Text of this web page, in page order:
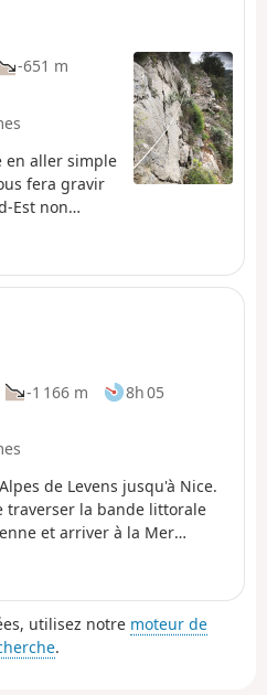
-651 m
en aller simple
fera gravir
Est non
dans la
accroché
du Mont
du
années 1870
sur le Var.
et l'arrivée
-1 166 m
8h 05
de Levens jusqu'à Nice.
traverser la bande littorale
et arriver à la Mer
utilisez notre moteur de
.